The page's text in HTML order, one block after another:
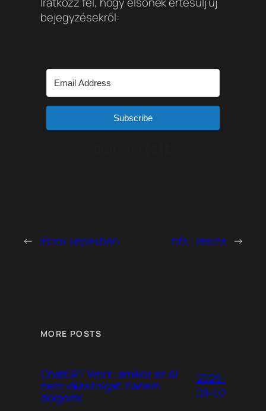
bejegyzésekről:
Subscribe
← iBook képekben hfs+ resize →
MORE POSTS
ChatGPT Work: amikor az AI
nem válaszolgat, hanem
dolgozik
2026-
08-02